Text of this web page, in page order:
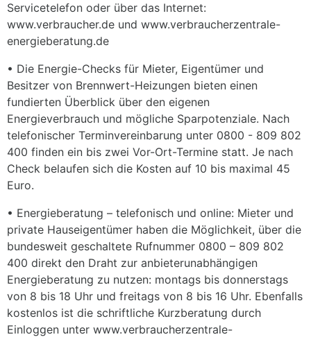
Servicetelefon oder über das Internet:
www.verbraucher.de und www.verbraucherzentrale-
energieberatung.de
• Die Energie-Checks für Mieter, Eigentümer und
Besitzer von Brennwert-Heizungen bieten einen
fundierten Überblick über den eigenen
Energieverbrauch und mögliche Sparpotenziale. Nach
telefonischer Terminvereinbarung unter 0800 - 809 802
400 finden ein bis zwei Vor-Ort-Termine statt. Je nach
Check belaufen sich die Kosten auf 10 bis maximal 45
Euro.
• Energieberatung – telefonisch und online: Mieter und
private Hauseigentümer haben die Möglichkeit, über die
bundesweit geschaltete Rufnummer 0800 – 809 802
400 direkt den Draht zur anbieterunabhängigen
Energieberatung zu nutzen: montags bis donnerstags
von 8 bis 18 Uhr und freitags von 8 bis 16 Uhr. Ebenfalls
kostenlos ist die schriftliche Kurzberatung durch
Einloggen unter www.verbraucherzentrale-